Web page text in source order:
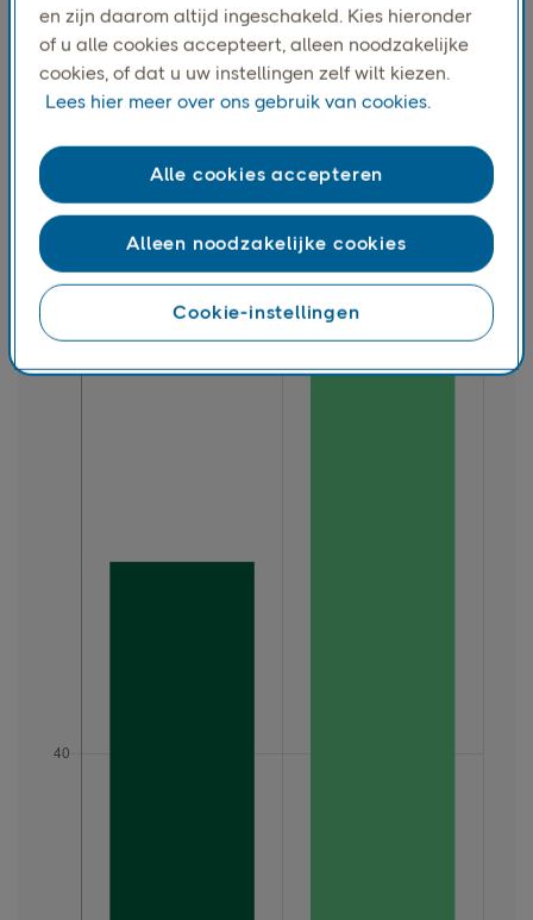
en zijn daarom altijd ingeschakeld. Kies hieronder
of u alle cookies accepteert, alleen noodzakelijke
cookies, of dat u uw instellingen zelf wilt kiezen.
Lees hier meer over ons gebruik van cookies.
Cookie-instellingen
Alleen noodzakelijke cookies
Alle cookies accepteren